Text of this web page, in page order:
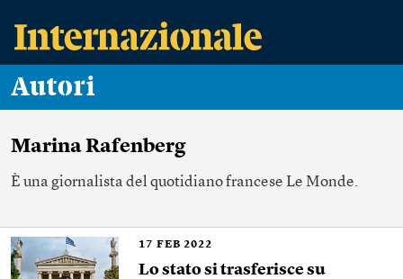
Autori
Marina Rafenberg
È una giornalista del quotidiano francese Le Monde.
17 FEB 2022
Lo stato si trasferisce su